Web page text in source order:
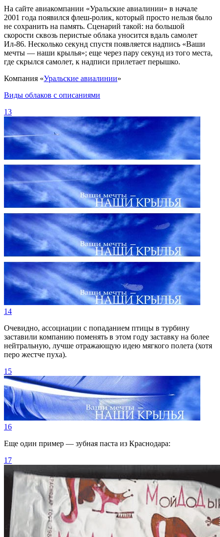
На сайте авиакомпании «Уральские авиалинии» в начале
2001 года появился флеш-ролик, который просто нельзя было
не сохранить на память. Сценарий такой: на большой
скорости сквозь перистые облака уносится вдаль самолет
Ил-86. Несколько секунд спустя появляется надпись «Ваши
мечты — наши крылья»; еще через пару секунд из того места,
где скрылся самолет, к надписи прилетает перышко.
Компания «Уральские авиалинии»
Виды облаков с описаниями
13
14
Очевидно, ассоциации с попаданием птицы в турбину
заставили компанию поменять в этом году заставку на более
нейтральную, лучше отражающую идею мягкого полета (хотя
перо жестче пуха).
15
16
Еще один пример — зубная паста из Краснодара:
17